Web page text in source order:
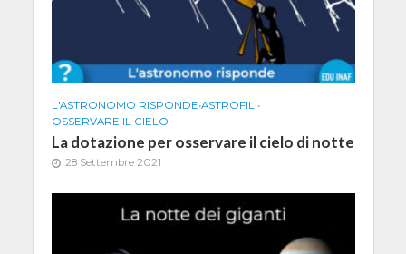
L'ASTRONOMO RISPONDE•ASTROFILI•
OSSERVARE IL CIELO
La dotazione per osservare il cielo di notte
28 Settembre 2021